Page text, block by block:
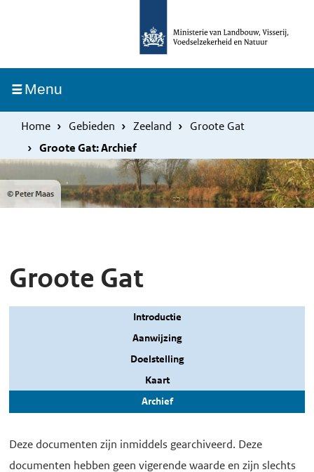
inhoud
gaan
MenuIngeklapt
Home Gebieden Zeeland
Groote Gat
Groote Gat: Archief
© Peter Maas
Groote Gat
Introductie
Aanwijzing
Doelstelling
Kaart
Archief
Deze documenten zijn inmiddels gearchiveerd. Deze
documenten hebben geen vigerende waarde en zijn slechts